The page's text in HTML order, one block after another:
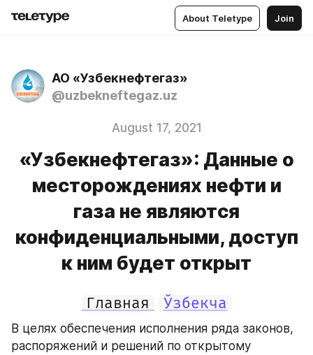
About Teletype Join
АО «Узбекнефтегаз»
@uzbekneftegaz.uz
August 17, 2021
«Узбекнефтегаз»: Данные о
месторождениях нефти и
газа не являются
конфиденциальными, доступ
к ним будет открыт
Главная Ўзбекча
В целях обеспечения исполнения ряда законов,
распоряжений и решений по открытому